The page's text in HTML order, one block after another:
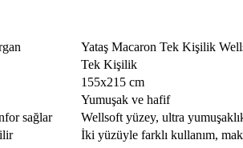
Yataş Macaron Tek Kişilik
Tek Kişilik
155x215 cm
Yumuşak ve hafif
sağlar
Wellsoft yüzey, ultra
İki yüzüyle farklı kullanım,